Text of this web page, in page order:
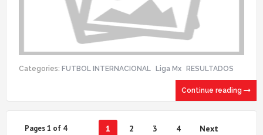
Categories: FUTBOL INTERNACIONAL Liga Mx RESULTADOS
Continue reading
Pages 1 of 4 1 2 3 4 Next